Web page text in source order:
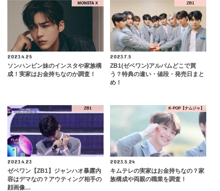
MONSTA X
2023.4.25
ソンハンビン妹のインスタや家族構
成！実家はお金持ちなのか調査！
ZB1
2023.7.5
ZB1(ゼベワン)アルバムどこで買
う？特典の違い・値段・発売日まと
め！
ZB1
2023.4.23
ゼベワン【ZB1】ジャンハオ暴露内
容はデマなの？アウティング相手の
顔画像…
K-POP【ナムジャ】
2023.5.24
キムテレの実家はお金持ちなの？家
族構成や両親の職業を調査！